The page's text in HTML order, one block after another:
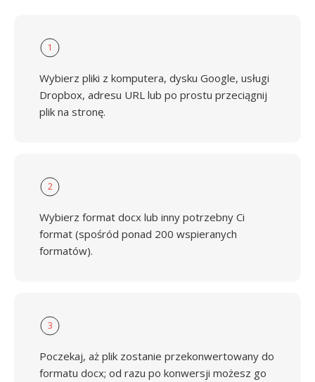
1
Wybierz pliki z komputera, dysku Google, usługi
Dropbox, adresu URL lub po prostu przeciągnij
plik na stronę.
2
Wybierz format docx lub inny potrzebny Ci
format (spośród ponad 200 wspieranych
formatów).
3
Poczekaj, aż plik zostanie przekonwertowany do
formatu docx; od razu po konwersji możesz go